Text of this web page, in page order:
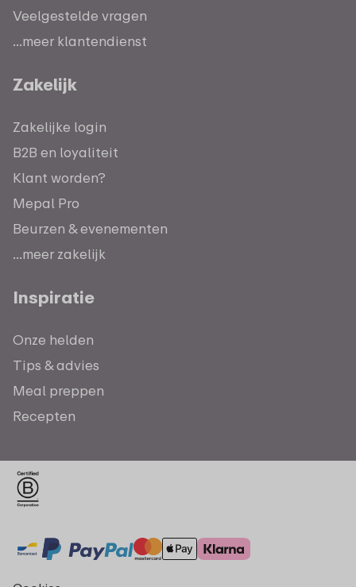
Veelgestelde vragen
...meer klantendienst
Zakelijk
Zakelijke login
B2B en loyaliteit
Klant worden?
Mepal Pro
Beurzen & evenementen
...meer zakelijk
Inspiratie
Onze helden
Tips & advies
Meal preppen
Recepten